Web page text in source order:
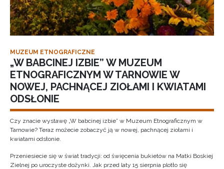
MUZEUM ETNOGRAFICZNE
„W BABCINEJ IZBIE” W MUZEUM
ETNOGRAFICZNYM W TARNOWIE W
NOWEJ, PACHNĄCEJ ZIOŁAMI I KWIATAMI
ODSŁONIE
Czy znacie wystawę „W babcinej izbie” w Muzeum Etnograficznym w
Tarnowie? Teraz możecie zobaczyć ją w nowej, pachnącej ziołami i
kwiatami odsłonie.
Przeniesiecie się w świat tradycji: od święcenia bukietów na Matki Boskiej
Zielnej po uroczyste dożynki. Jak przed laty 15 sierpnia plotło się